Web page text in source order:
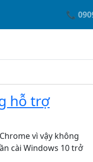
📞
hỗ trợ
vì vậy không
cài Windows 10 trở